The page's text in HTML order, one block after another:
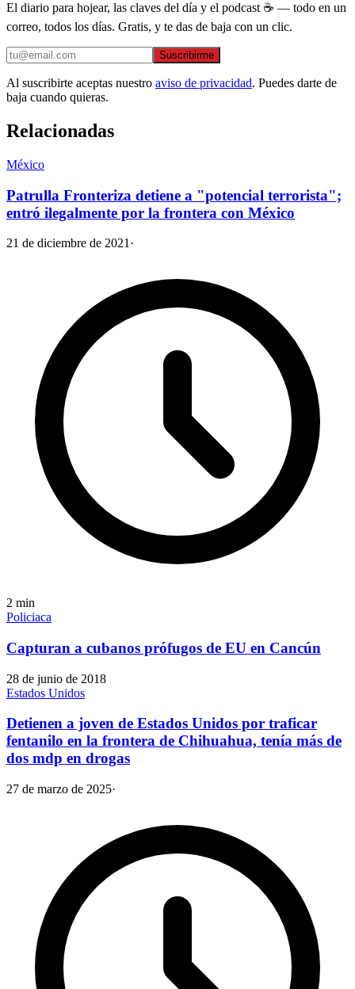
El diario para hojear, las claves del día y el podcast ☕ — todo en un
correo, todos los días. Gratis, y te das de baja con un clic.
Suscribirme
Al suscribirte aceptas nuestro aviso de privacidad. Puedes darte de
baja cuando quieras.
Relacionadas
México
Patrulla Fronteriza detiene a "potencial terrorista";
entró ilegalmente por la frontera con México
21 de diciembre de 2021 ·
2 min
Policiaca
Capturan a cubanos prófugos de EU en Cancún
28 de junio de 2018
Estados Unidos
Detienen a joven de Estados Unidos por traficar
fentanilo en la frontera de Chihuahua, tenía más de
dos mdp en drogas
27 de marzo de 2025·